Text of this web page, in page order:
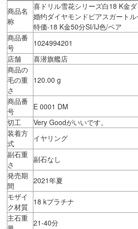
商品名
称
喜ドリル雪花シリーズ白18 K金
婚约ダイヤモンドピアスガート
特価-18 K金50分SI/IJ色/ペア
商品番
号
1024994201
店舗
喜潜旗艦店
商品の
毛の重
さ
120.00 g
商品番
号
E 0001 DM
切工
Very Goodがいいです。
装着方
式
イヤリング
副石重
さ
副石なし
発売期
間
2021年夏
モザイ
ク材質
18 kプラチナ
主石重 21-40分